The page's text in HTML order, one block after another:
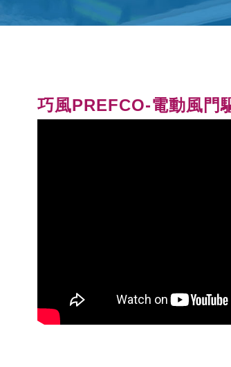
巧風PREFCO-電動風門